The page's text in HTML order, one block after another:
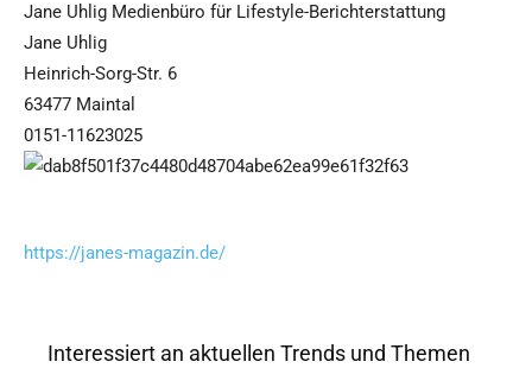
Jane Uhlig Medienbüro für Lifestyle-Berichterstattung
Jane Uhlig
Heinrich-Sorg-Str. 6
63477 Maintal
0151-11623025
https://janes-magazin.de/
Interessiert an aktuellen Trends und Themen